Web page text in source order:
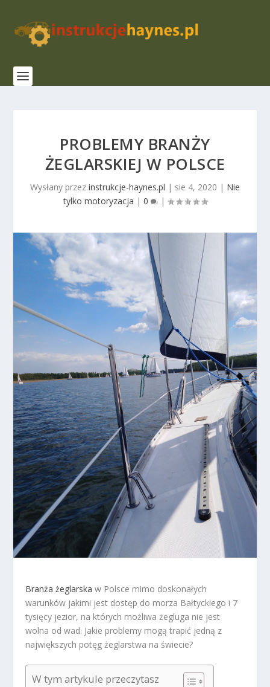
PROBLEMY BRANŻY
ŻEGLARSKIEJ W POLSCE
Wysłany przez instrukcje-haynes.pl | sie 4, 2020 | Nie
tylko motoryzacja | 0 |
Branża żeglarska w Polsce mimo doskonałych
warunków jakimi jest dostęp do morza Bałtyckiego i 7
tysięcy jezior, na których możliwa żegluga nie jest
wolna od wad. Jakie problemy mogą trapić jedną z
największych potęg żeglarstwa na świecie?
W tym artykule przeczytasz